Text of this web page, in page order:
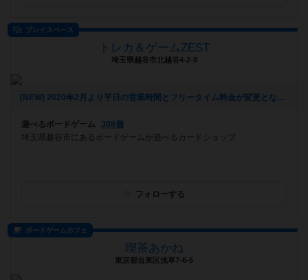
プレイスペース
トレカ＆ゲームZEST
埼玉県越谷市北越谷4-2-8
[NEW] 2020年2月より平日の営業時間とフリータイム料金が変更となりました（2020年01月31日 22時31分）
遊べるボードゲーム
308個
埼玉県越谷市にあるボードゲームが遊べるカードショップ
フォローする
ボードゲームカフェ
喫茶あかね
東京都台東区浅草7-6-5